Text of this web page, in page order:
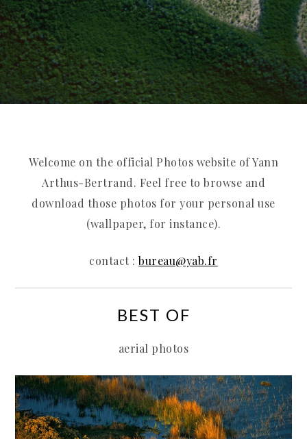
Welcome on the official Photos website of Yann
Arthus-Bertrand. Feel free to browse and
download those photos for your personal use
(wallpaper, for instance).
contact :bureau@yab.fr
BEST OF
aerial photos